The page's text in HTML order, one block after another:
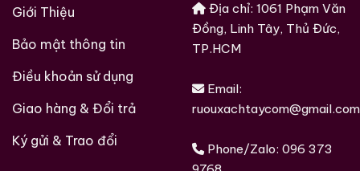
Các loại rượu sưu tầm quý hiềm trên thế giới tại
Ruouxachtay.com
Giới Thiệu
Bảo mật thông tin
Điều khoản sử dụng
Giao hàng & Đổi trả
Ký gửi & Trao đổi
Địa chỉ: 1061 Phạm Văn
Đồng, Linh Tây, Thủ Đức,
TP.HCM
Email:
ruouxachtaycom@gmail.com
Phone/Zalo: 096 373